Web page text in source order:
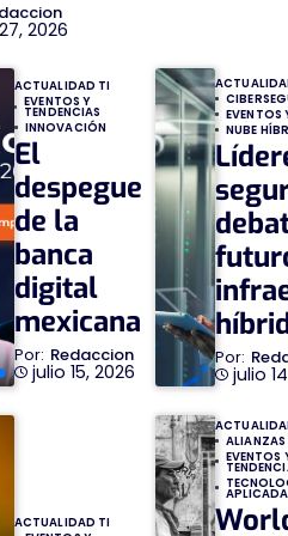
2026
ACTUALIDAD TI
EVENTOS Y
TENDENCIAS
INNOVACIÓN
El
despegue
de la
banca
digital
mexicana
Redaccion
julio 15, 2026
EVENTOS
NUBE
julio
ACTUALIDAD TI
ALIANZAS
EVENTOS
APLICADA